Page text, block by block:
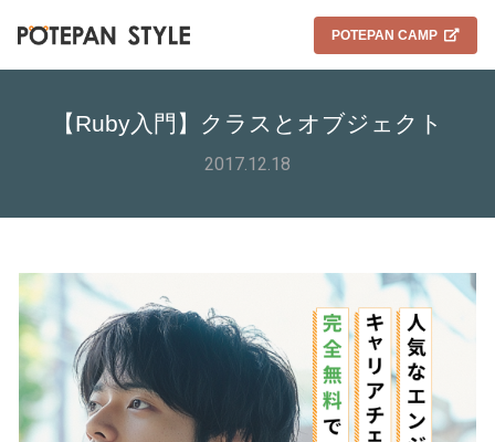
POTEPAN CAMP
【Ruby入門】クラスとオブジェクト
2017.12.18